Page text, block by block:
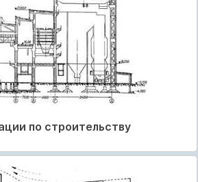
по строительству